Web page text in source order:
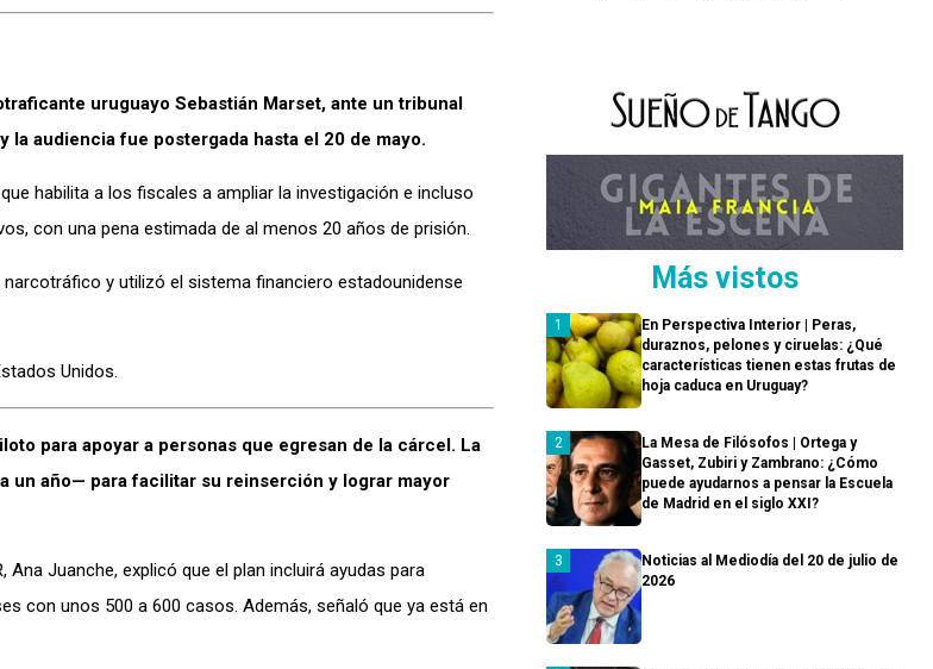
uruguayo Sebastián Marset, ante un tribunal
audiencia fue postergada hasta el 20 de mayo.
habilita a los fiscales a ampliar la investigación e incluso
con una pena estimada de al menos 20 años de prisión.
y utilizó el sistema financiero estadounidense
Unidos.
para apoyar a personas que egresan de la cárcel. La
un año— para facilitar su reinserción y lograr mayor
Juanche, explicó que el plan incluirá ayudas para
con unos 500 a 600 casos. Además, señaló que ya está en
Más vistos
En Perspectiva Interior | Peras,
duraznos, pelones y ciruelas: ¿Qué
características tienen estas frutas de
hoja caduca en Uruguay?
La Mesa de Filósofos | Ortega y
Gasset, Zubiri y Zambrano: ¿Cómo
puede ayudarnos a pensar la Escuela
de Madrid en el siglo XXI?
Noticias al Mediodía del 20 de julio de
2026